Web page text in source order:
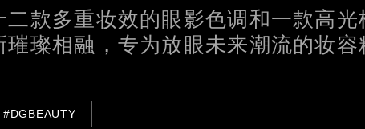
二款多重妆效的眼影色调和一款高
璀璨相融，专为放眼未来潮流的妆容
#DGBEAUTY